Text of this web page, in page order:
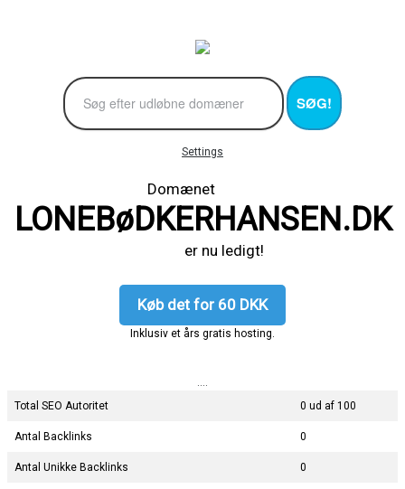
SØG!
Settings
Domænet
LONEBøDKERHANSEN.DK
er nu ledigt!
Køb det for 60 DKK
Inklusiv et års gratis hosting.
Total SEO Autoritet
0 ud af 100
Antal Backlinks 0
Antal Unikke Backlinks 0